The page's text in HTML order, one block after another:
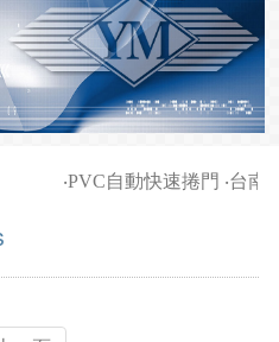
介紹
紹
自動捲門
表單
消息
PVC自動快速捲門‧ 台南